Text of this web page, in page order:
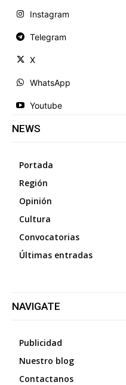
Instagram
Telegram
X
WhatsApp
Youtube
NEWS
Portada
Región
Opinión
Cultura
Convocatorias
Últimas entradas
NAVIGATE
Publicidad
Nuestro blog
Contactanos